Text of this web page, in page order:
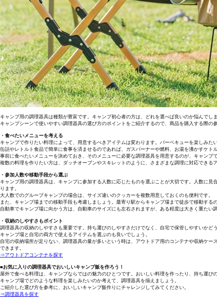
キャンプ用の調理器具は種類が豊富です。キャンプ初心者の方は、どれを選べば良いのか悩んでし
キャンプシーンで使いやすい調理器具の選び方のポイントをご紹介するので、商品を購入する際の
・食べたいメニューを考える
キャンプで作りたい料理によって、用意するべきアイテムは変わります。バーベキューを楽しみ
缶詰やレトルト食品で簡単に食事を済ませるのであれば、ガスバーナーや燃料、お湯を沸かすケト
事前に食べたいメニューを決めておき、そのメニューに必要な調理器具を用意するのが、キャンプ
複数の料理を作りたい方は、ダッチオーブンやスキレットのように、さまざまな調理に対応できる
・参加人数や移動手段から選ぶ
キャンプ用の調理器具は、キャンプに参加する人数に応じたものを選ぶことが大切です。人数に
ります。
大人数でのグループキャンプの場合は、サイズ違いのクッカーを複数用意しておくのも便利です。
また、キャンプ場までの移動手段も考慮しましょう。最寄り駅からキャンプ場まで徒歩で移動す
自動車でキャンプ場に向かう方は、自動車のサイズにも左右されますが、ある程度は大きく重たい
・収納のしやすさもポイント
調理器具の収納のしやすさも重要です。持ち運びのしやすさだけでなく、自宅で保管しやすいか
キャンプ場と自宅の両方で使えるアイテムを選ぶのも良いでしょう。
自宅の収納場所が足りない、調理器具の量が多いという時は、アウトドア用のコンテナや収納ケ
できます。
⇒アウトドアコンテナを探す
■お気に入りの調理器具でおいしいキャンプ飯を作ろう！
屋外で食べる料理は、キャンプならではの魅力のひとつです。おいしい料理を作ったり、持ち運
キャンプ場でどのような料理を楽しみたいのか考えて、調理器具を揃えましょう。
ご紹介した選び方を参考に、おいしいキャンプ飯作りにチャレンジしてみてください。
⇒調理器具を探す